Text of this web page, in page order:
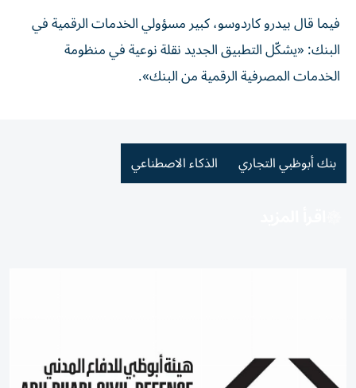
فيما قال بيدرو كاردوسو، كبير مسؤولي الخدمات الرقمية في
البنك: «يشكّل التطبيق الجديد نقلة نوعية في منظومة
الخدمات المصرفية الرقمية من البنك».
بنك أبوظبي التجاري الذكاء الاصطناعي